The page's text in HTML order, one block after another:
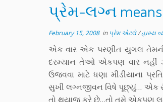
પ્રેમ-લગ્ન means
February 15, 2008in પ્રેમ એટલે/હાસ્ય
એક વાર એક પરણીત યુગલ તેમની
દરમ્યાન તેઓ એકપણ વાર નહીં
ઉજવવા માટે ધણા મીડીયાના
સુખી લગ્નજીવન વિષે પૂછ્યું… એક
તો થયાજ કરે છે…તો તમે એકપણ